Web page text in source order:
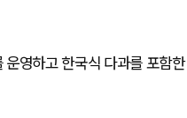
운영하고 한국식 다과를 포함한